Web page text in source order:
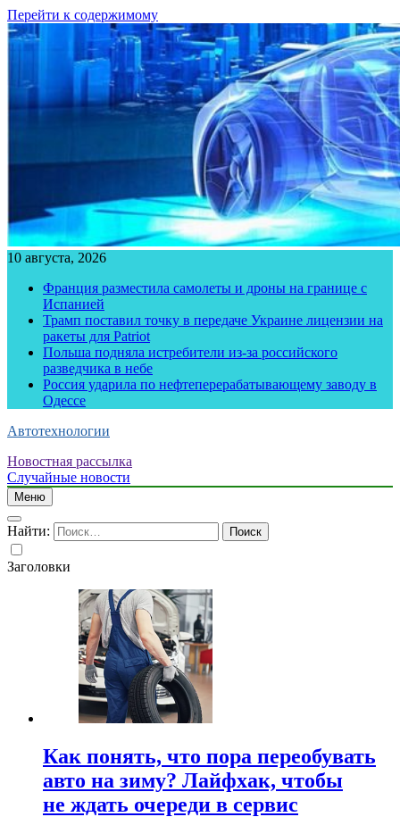
Перейти к содержимому
10 августа, 2026
Франция разместила самолеты и дроны на границе с
Испанией
Трамп поставил точку в передаче Украине лицензии на
ракеты для Patriot
Польша подняла истребители из-за российского
разведчика в небе
Россия ударила по нефтеперерабатывающему заводу в
Одессе
Автотехнологии
Новостная рассылка
Случайные новости
Меню
Найти:
Заголовки
Как понять, что пора переобувать
авто на зиму? Лайфхак, чтобы
не ждать очереди в сервис